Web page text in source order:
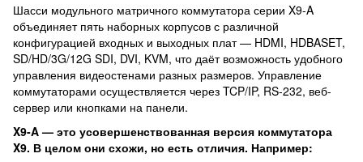
Шасси модульного матричного коммутатора серии X9-A
объединяет пять наборных корпусов с различной
конфигурацией входных и выходных плат — HDMI, HDBASET,
SD/HD/3G/12G SDI, DVI, KVM, что даёт возможность удобного
управления видеостенами разных размеров. Управление
коммутаторами осуществляется через TCP/IP, RS-232, веб-
сервер или кнопками на панели.
X9-A — это усовершенствованная версия коммутатора
X9. В целом они схожи, но есть отличия. Например: